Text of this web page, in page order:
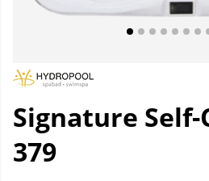
Signature
379